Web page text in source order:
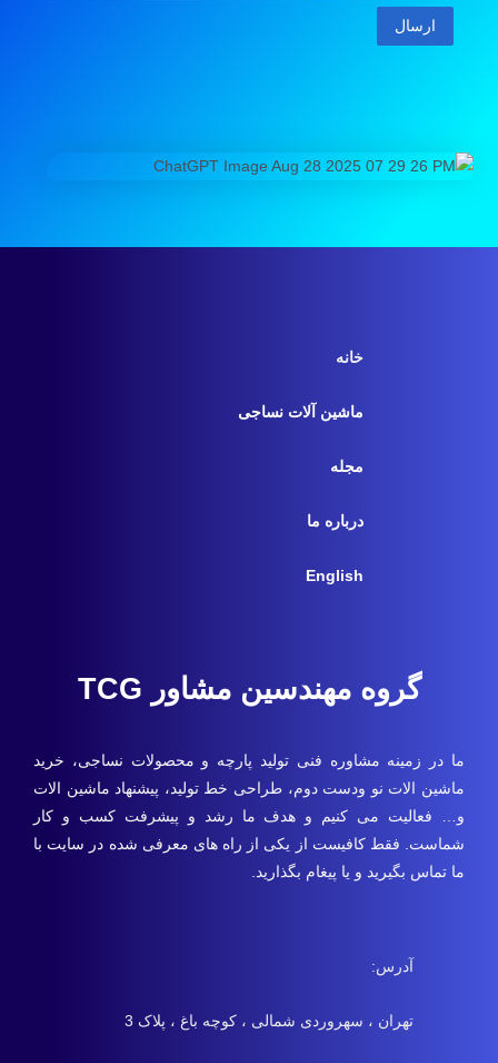
ارسال
خانه
ماشین آلات نساجی
مجله
درباره ما
English
گروه مهندسین مشاور TCG
ما در زمینه مشاوره فنی تولید پارچه و محصولات نساجی، خرید
ماشین الات نو ودست دوم، طراحی خط تولید، پیشنهاد ماشین الات
و… فعالیت می کنیم و هدف ما رشد و پیشرفت کسب و کار
شماست. فقط کافیست از یکی از راه های معرفی شده در سایت با
ما تماس بگیرید و یا پیغام بگذارید.
آدرس:
تهران ، سهروردی شمالی ، کوچه باغ ، پلاک 3